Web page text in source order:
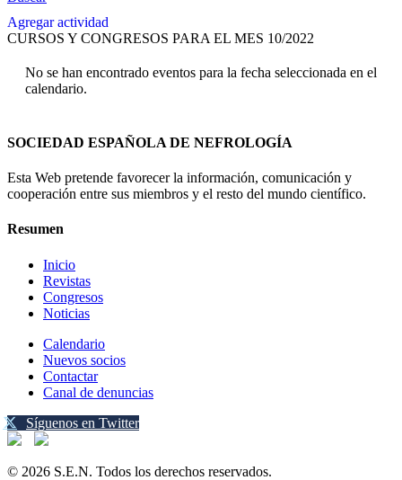
Agregar actividad
CURSOS Y CONGRESOS PARA EL MES 10/2022
No se han encontrado eventos para la fecha seleccionada en el
calendario.
SOCIEDAD ESPAÑOLA DE NEFROLOGÍA
Esta Web pretende favorecer la información, comunicación y
cooperación entre sus miembros y el resto del mundo científico.
Resumen
Inicio
Revistas
Congresos
Noticias
Calendario
Nuevos socios
Contactar
Canal de denuncias
Síguenos en Twitter
© 2026 S.E.N. Todos los derechos reservados.